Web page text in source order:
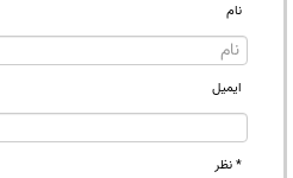
نام
ایمیل
* نظر